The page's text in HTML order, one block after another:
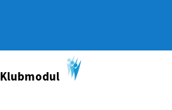
Klubmodul